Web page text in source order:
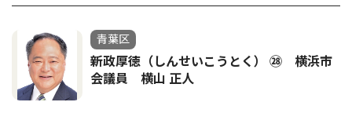
青葉区
新政厚徳（しんせいこうとく） ㉘ 横浜市
会議員 横山 正人